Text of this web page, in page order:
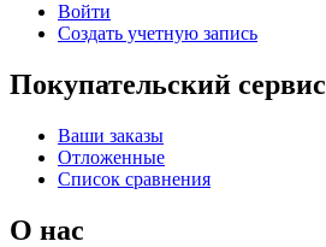
Войти
Создать учетную запись
Покупательский сервис
Ваши заказы
Отложенные
Список сравнения
О нас